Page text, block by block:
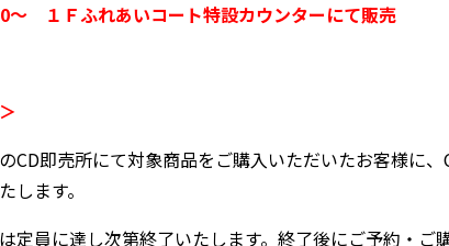
～ １Ｆふれあいコート特設カウンターにて販売
CD即売所にて対象商品をご購入いただいたお客様に
します。
定員に達し次第終了いたします。終了後にご予約・ご